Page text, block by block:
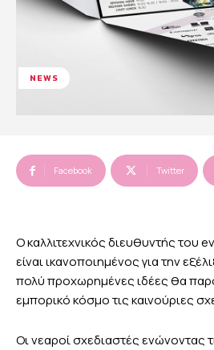
NEWS
Facebook Twitter
O καλλιτεχνικός διευθυντής του
είναι ικανοποιημένος για την
πολύ προχωρημένες ιδέες θα
εμπορικό κόσμο τις καινούριες
Οι νεαροί σχεδιαστές ενώνοντας